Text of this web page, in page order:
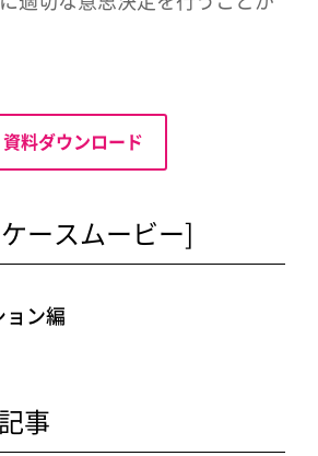
資料ダウンロード
ースムービー]
ョン編
事